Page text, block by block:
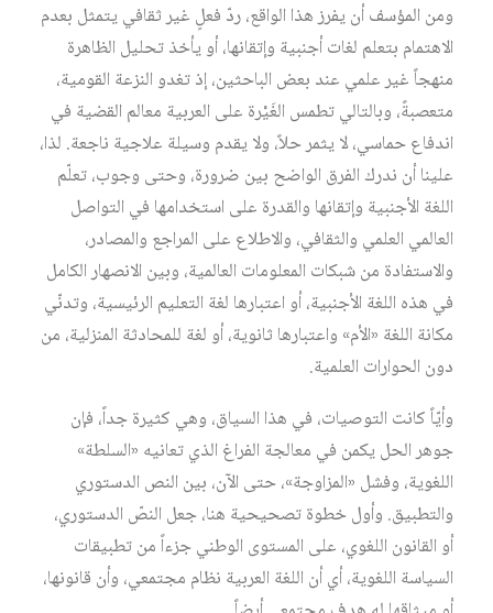
ومن المؤسف أن يفرز هذا الواقع، ردّ فعلٍ غير ثقافي يتمثل بعدم
الاهتمام بتعلم لغات أجنبية وإتقانها، أو يأخذ تحليل الظاهرة
منهجاً غير علمي عند بعض الباحثين، إذ تغدو النزعة القومية،
متعصبةً، وبالتالي تطمس الغَيْرة على العربية معالم القضية في
اندفاع حماسي، لا يثمر حلاً، ولا يقدم وسيلة علاجية ناجعة. لذا،
علينا أن ندرك الفرق الواضح بين ضرورة، وحتى وجوب، تعلّم
اللغة الأجنبية وإتقانها والقدرة على استخدامها في التواصل
العالمي العلمي والثقافي، والاطلاع على المراجع والمصادر،
والاستفادة من شبكات المعلومات العالمية، وبين الانصهار الكامل
في هذه اللغة الأجنبية، أو اعتبارها لغة التعليم الرئيسية، وتدنّي
مكانة اللغة «الأم» واعتبارها ثانوية، أو لغة للمحادثة المنزلية، من
دون الحوارات العلمية.
وأيّاً كانت التوصيات، في هذا السياق، وهي كثيرة جداً، فإن
جوهر الحل يكمن في معالجة الفراغ الذي تعانيه «السلطة»
اللغوية، وفشل «المزاوجة»، حتى الآن، بين النص الدستوري
والتطبيق. وأول خطوة تصحيحية هنا، جعل النصّ الدستوري،
أو القانون اللغوي، على المستوى الوطني جزءاً من تطبيقات
السياسة اللغوية، أي أن اللغة العربية نظام مجتمعي، وأن قانونها،